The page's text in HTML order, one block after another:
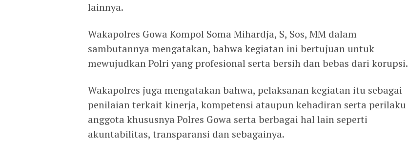
lainnya.
Wakapolres Gowa Kompol Soma Mihardja, S, Sos, MM dalam
sambutannya mengatakan, bahwa kegiatan ini bertujuan untuk
mewujudkan Polri yang profesional serta bersih dan bebas dari korupsi.
Wakapolres juga mengatakan bahwa, pelaksanan kegiatan itu sebagai
penilaian terkait kinerja, kompetensi ataupun kehadiran serta perilaku
anggota khususnya Polres Gowa serta berbagai hal lain seperti
akuntabilitas, transparansi dan sebagainya.